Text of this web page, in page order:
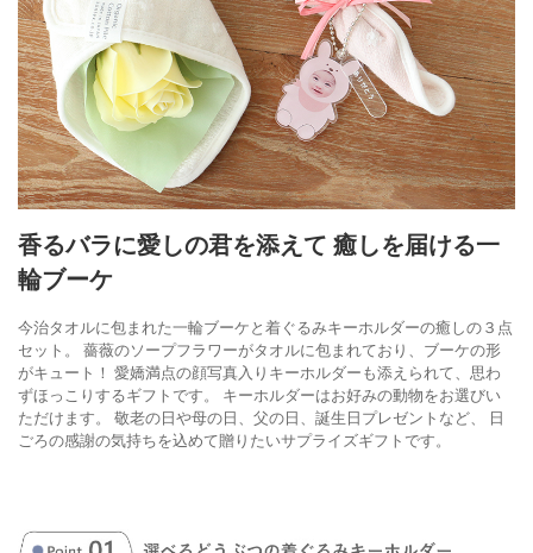
香るバラに愛しの君を添えて 癒しを届ける一
輪ブーケ
今治タオルに包まれた一輪ブーケと着ぐるみキーホルダーの癒しの３点
セット。
薔薇のソープフラワーがタオルに包まれており、ブーケの形
がキュート！ 愛嬌満点の顔写真入りキーホルダーも添えられて、思わ
ずほっこりするギフトです。
キーホルダーはお好みの動物をお選びい
ただけます。
敬老の日や母の日、父の日、誕生日プレゼントなど、
日
ごろの感謝の気持ちを込めて贈りたいサプライズギフトです。